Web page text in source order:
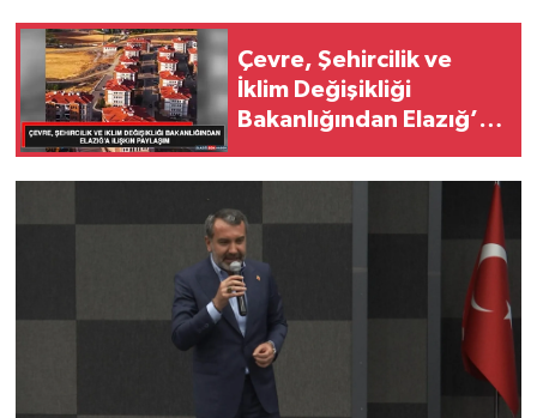
Çevre, Şehircilik ve
İklim Değişikliği
Bakanlığından Elazığ’a